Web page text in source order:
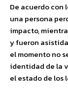
De acuerdo con
una persona
impacto,
y fueron
el momento no
identidad de la
el estado de los